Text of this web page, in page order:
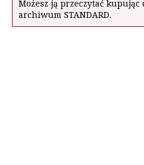
Możesz ją przeczytać kupując
archiwum STANDARD.